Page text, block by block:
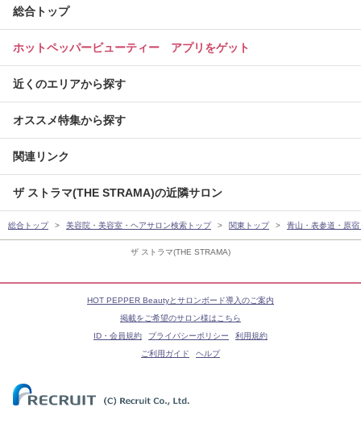
ザ ストラマ(THE STRAMA)
総合トップ
ホットペッパービューティー アプリをゲット
近くのエリアから探す
オススメ特集から探す
関連リンク
ザ ストラマ(THE STRAMA)の近隣サロン
総合トップ 美容院・美容室・ヘアサロン検索トップ 関東トップ 青山・表参道・原宿
HOT PEPPER Beautyとサロンボード導入のご案内
掲載をご希望のサロン様はこちら
ID・会員規約
プライバシーポリシー
利用規約
ご利用ガイド
ヘルプ